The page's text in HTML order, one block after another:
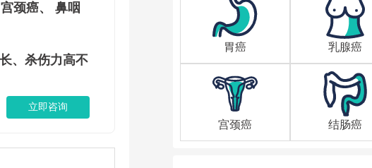
胃癌 乳腺癌
宫颈癌 结肠癌
颈癌、 鼻咽
、杀伤力高不
立即咨询